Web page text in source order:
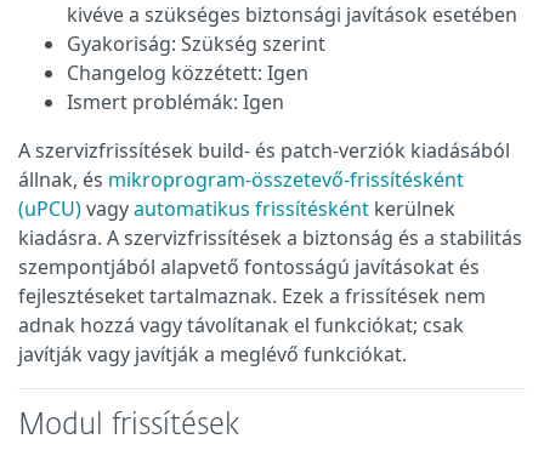
kivéve a szükséges biztonsági javítások esetében
Gyakoriság: Szükség szerint
Changelog közzétett: Igen
Ismert problémák: Igen
A szervizfrissítések build- és patch-verziók kiadásából
állnak, és mikroprogram-összetevő-frissítésként
(uPCU)vagyautomatikus frissítésként kerülnek
kiadásra. A szervizfrissítések a biztonság és a stabilitás
szempontjából alapvető fontosságú javításokat és
fejlesztéseket tartalmaznak. Ezek a frissítések nem
adnak hozzá vagy távolítanak el funkciókat; csak
javítják vagy javítják a meglévő funkciókat.
Modul frissítések